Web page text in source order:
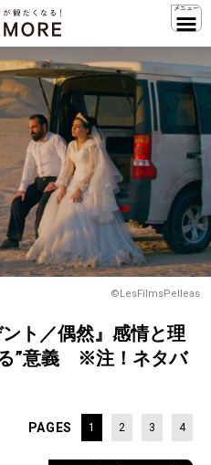
©LesFilmsPelleas
ト／偶然』感情と理
”意義 ※注！ネタバ
PAGES 1 2 3 4